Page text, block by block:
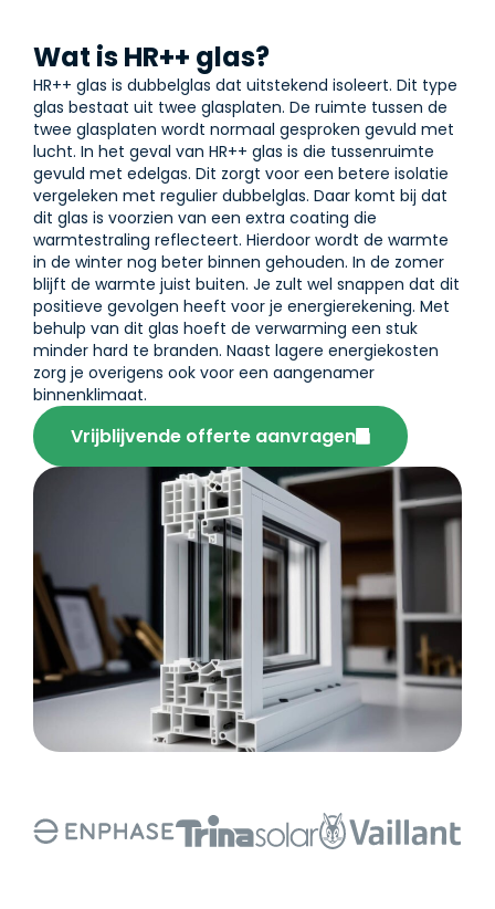
Wat is HR++ glas?
HR++ glas is dubbelglas dat uitstekend isoleert. Dit type
glas bestaat uit twee glasplaten. De ruimte tussen de
twee glasplaten wordt normaal gesproken gevuld met
lucht. In het geval van HR++ glas is die tussenruimte
gevuld met edelgas. Dit zorgt voor een betere isolatie
vergeleken met regulier dubbelglas. Daar komt bij dat
dit glas is voorzien van een extra coating die
warmtestraling reflecteert. Hierdoor wordt de warmte
in de winter nog beter binnen gehouden. In de zomer
blijft de warmte juist buiten. Je zult wel snappen dat dit
positieve gevolgen heeft voor je energierekening. Met
behulp van dit glas hoeft de verwarming een stuk
minder hard te branden. Naast lagere energiekosten
zorg je overigens ook voor een aangenamer
binnenklimaat.
Vrijblijvende offerte aanvragen